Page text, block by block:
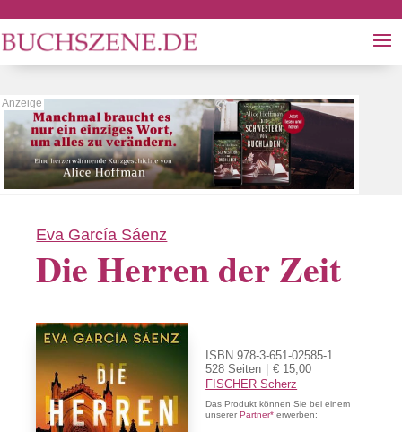
Eva García Sáenz
Die Herren der Zeit
ISBN 978-3-651-02585-1
528 Seiten
€ 15,00
FISCHER Scherz
Das Produkt können Sie bei einem
unsererPartner* erwerben: